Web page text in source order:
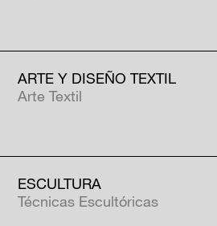
ARTE Y DISEÑO TEXTIL
Arte Textil
ESCULTURA
Técnicas Escultóricas